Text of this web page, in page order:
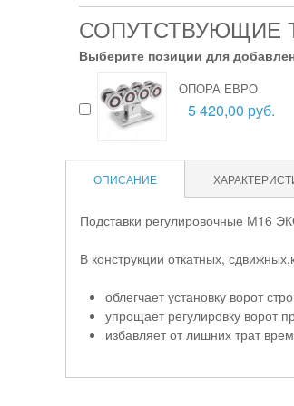
СОПУТСТВУЮЩИЕ
Выберите позиции для
ОПОРА ЕВРО
5 420,00 руб.
ОПИСАНИЕ
Подставки регулировочные М16
В конструкции откатных,
облегчает установку ворот
упрощает регулировку ворот
избавляет от лишних трат